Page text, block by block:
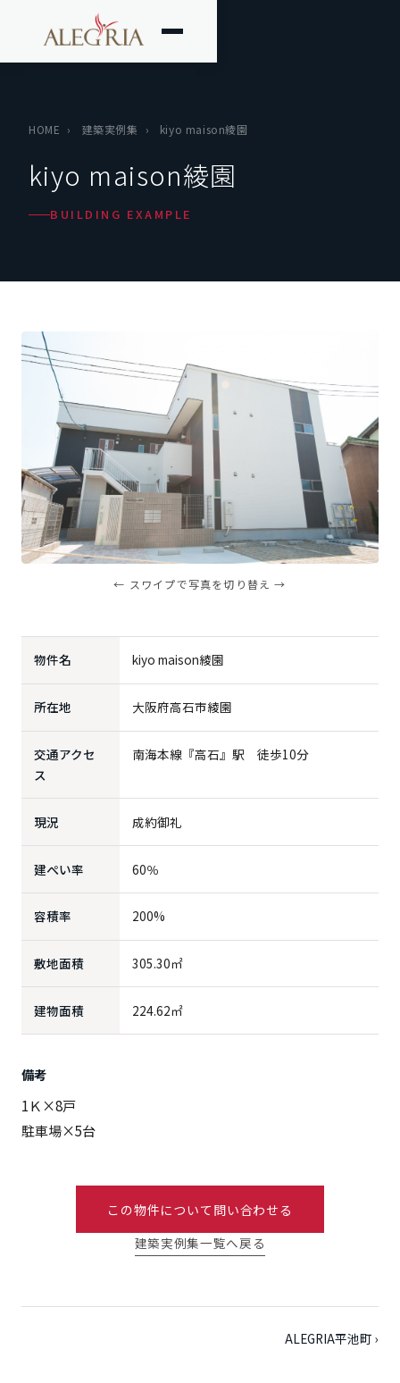
HOME › 建築実例集 › kiyo maison綾園
kiyo maison綾園
BUILDING EXAMPLE
← スワイプで写真を切り替え →
物件名 kiyo maison綾園
所在地 大阪府高石市綾園
交通アクセ
ス
南海本線『高石』駅 徒歩10分
現況 成約御礼
建ぺい率 60％
容積率 200%
敷地面積 305.30㎡
建物面積 224.62㎡
備考
1Ｋ×8戸
駐車場×5台
この物件について問い合わせる
建築実例集一覧へ戻る
ALEGRIA平池町 ›